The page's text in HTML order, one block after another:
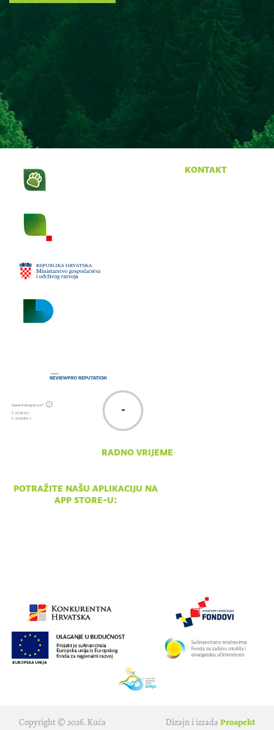
kontakt
Guest Rating Score™
0 reviews
0 websites
-
radno vrijeme
potražite našu aplikaciju na
app store-u:
Copyright © 2026. Kuća Dizajn i izrada Prospekt